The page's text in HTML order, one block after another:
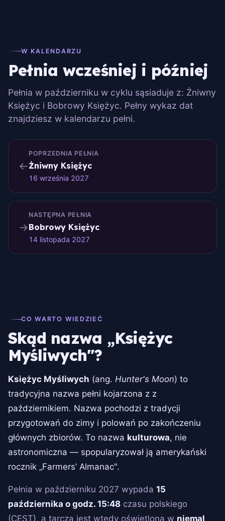
W KALENDARZU
Pełnia wcześniej i później
Pełnia w październiku w cyklu sąsiaduje z: Żniwny
Księżyc i Bobrowy Księżyc. Pełny wykaz dat
znajdziesz w kalendarzu pełni.
←
POPRZEDNIA PEŁNIA
Żniwny Księżyc
16 września 2027
→
NASTĘPNA PEŁNIA
Bobrowy Księżyc
14 listopada 2027
CO WARTO WIEDZIEĆ
Skąd nazwa „Księżyc
Myśliwych"?
Księżyc Myśliwych (ang. Hunter's Moon) to
tradycyjna nazwa pełni kojarzona z z
październikiem. Nazwa pochodzi z tradycji
przygotowań do zimy i polowań po zakończeniu
głównych zbiorów. To nazwa kulturowa, nie
astronomiczna — spopularyzował ją amerykański
rocznik „Farmers’ Almanac".
Pełnia w październiku 2027 wypada 15
października o godz. 15:48 czasu polskiego
(CEST), a tarcza jest wtedy oświetlona w niemal